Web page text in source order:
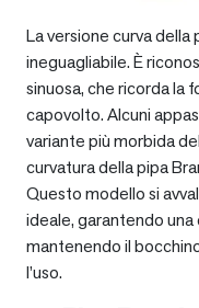
La versione curva
ineguagliabile. È
sinuosa, che ricorda la
capovolto. Alcuni
variante più morbida
curvatura della pipa
Questo modello si
ideale, garantendo
mantenendo il
l’uso.